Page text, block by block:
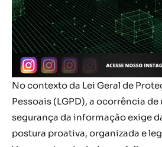
No contexto da Lei Geral de
Pessoais (LGPD), a ocorrência
segurança da informação exige
postura proativa, organizada e